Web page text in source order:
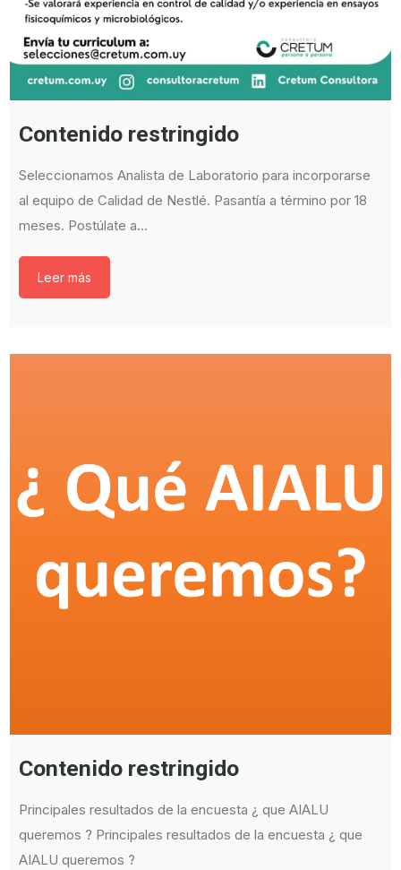
Contenido restringido
Seleccionamos Analista de Laboratorio para incorporarse
al equipo de Calidad de Nestlé. Pasantía a término por 18
meses. Postúlate a...
Leer más
Contenido restringido
Principales resultados de la encuesta ¿ que AIALU
queremos ? Principales resultados de la encuesta ¿ que
AIALU queremos ?